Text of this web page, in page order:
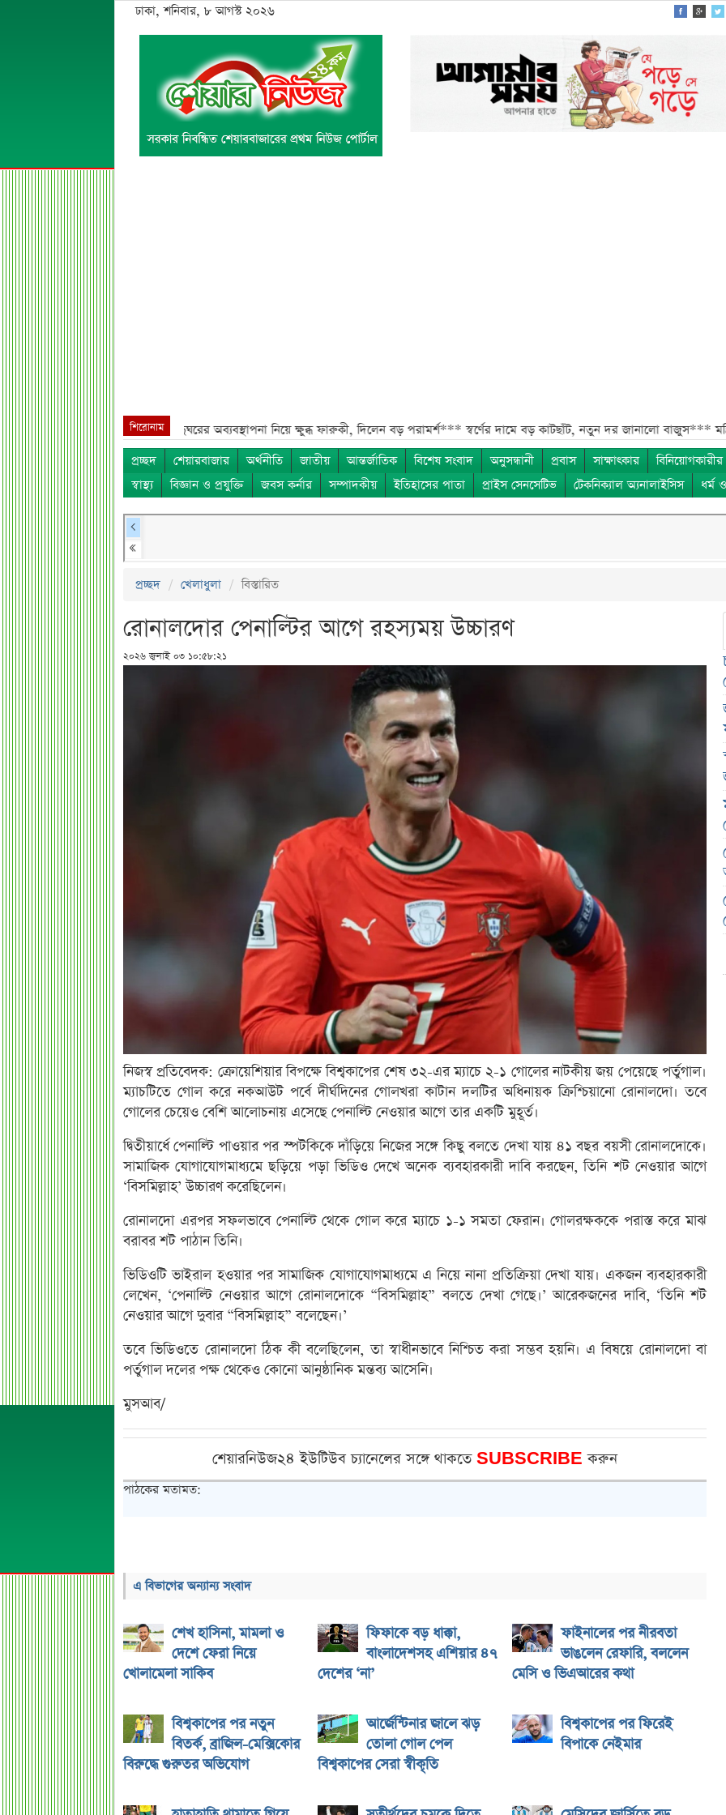
ঢাকা, শনিবার, ৮ আগস্ট ২০২৬
শিরোনাম
জুলাই জাদুঘরের অব্যবস্থাপনা নিয়ে ক্ষুব্ধ ফারুকী, দিলেন বড় পরামর্শ*** স্বর্ণের দামে বড় কাটছাঁট, নতুন দর জানালো বাজুস*** মন্ত্রিসভায়
প্রচ্ছদ
শেয়ারবাজার অর্থনীতি জাতীয় আন্তর্জাতিক বিশেষ সংবাদ অনুসন্ধানী প্রবাস সাক্ষাৎকার
স্বাস্থ্য
বিজ্ঞান ও প্রযুক্তি জবস কর্নার সম্পাদকীয় ইতিহাসের পাতা প্রাইস সেনসেটিভ টেকনিক্যাল অ্যনালাইসিস ধর্ম
প্রচ্ছদ খেলাধুলা বিস্তারিত
রোনালদোর পেনাল্টির আগে রহস্যময় উচ্চারণ
২০২৬ জুলাই ০৩ ১০:৫৮:২১
নিজস্ব প্রতিবেদক: ক্রোয়েশিয়ার বিপক্ষে বিশ্বকাপের শেষ ৩২-এর ম্যাচে ২-১ গোলের নাটকীয় জয় পেয়েছে পর্তুগাল।
ম্যাচটিতে গোল করে নকআউট পর্বে দীর্ঘদিনের গোলখরা কাটান দলটির অধিনায়ক ক্রিশ্চিয়ানো রোনালদো। তবে
গোলের চেয়েও বেশি আলোচনায় এসেছে পেনাল্টি নেওয়ার আগে তার একটি মুহূর্ত।
দ্বিতীয়ার্ধে পেনাল্টি পাওয়ার পর স্পটকিকে দাঁড়িয়ে নিজের সঙ্গে কিছু বলতে দেখা যায় ৪১ বছর বয়সী রোনালদোকে।
সামাজিক যোগাযোগমাধ্যমে ছড়িয়ে পড়া ভিডিও দেখে অনেক ব্যবহারকারী দাবি করছেন, তিনি শট নেওয়ার আগে
‘বিসমিল্লাহ’ উচ্চারণ করেছিলেন।
রোনালদো এরপর সফলভাবে পেনাল্টি থেকে গোল করে ম্যাচে ১-১ সমতা ফেরান। গোলরক্ষককে পরাস্ত করে মাঝ
বরাবর শট পাঠান তিনি।
ভিডিওটি ভাইরাল হওয়ার পর সামাজিক যোগাযোগমাধ্যমে এ নিয়ে নানা প্রতিক্রিয়া দেখা যায়। একজন ব্যবহারকারী
লেখেন, ‘পেনাল্টি নেওয়ার আগে রোনালদোকে “বিসমিল্লাহ” বলতে দেখা গেছে।’ আরেকজনের দাবি, ‘তিনি শট
নেওয়ার আগে দুবার “বিসমিল্লাহ” বলেছেন।’
তবে ভিডিওতে রোনালদো ঠিক কী বলেছিলেন, তা স্বাধীনভাবে নিশ্চিত করা সম্ভব হয়নি। এ বিষয়ে রোনালদো বা
পর্তুগাল দলের পক্ষ থেকেও কোনো আনুষ্ঠানিক মন্তব্য আসেনি।
মুসআব/
শেয়ারনিউজ২৪ ইউটিউব চ্যানেলের সঙ্গে থাকতে SUBSCRIBEকরুন
পাঠকের মতামত:
এ বিভাগের অন্যান্য সংবাদ
শেখ হাসিনা, মামলা ও
দেশে ফেরা নিয়ে
খোলামেলা সাকিব
ফিফাকে বড় ধাক্কা,
বাংলাদেশসহ এশিয়ার ৪৭
দেশের ‘না’
ফাইনালের পর নীরবতা
ভাঙলেন রেফারি, বললেন
মেসি ও ভিএআরের কথা
বিশ্বকাপের পর নতুন
বিতর্ক, ব্রাজিল-মেক্সিকোর
বিরুদ্ধে গুরুতর অভিযোগ
আর্জেন্টিনার জালে ঝড়
তোলা গোল পেল
বিশ্বকাপের সেরা স্বীকৃতি
বিশ্বকাপের পর ফিরেই
বিপাকে নেইমার